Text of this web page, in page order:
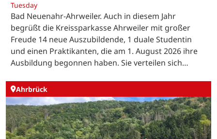
Tuesday
Bad Neuenahr-Ahrweiler. Auch in diesem Jahr
begrüßt die Kreissparkasse Ahrweiler mit großer
Freude 14 neue Auszubildende, 1 duale Studentin
und einen Praktikanten, die am 1. August 2026 ihre
Ausbildung begonnen haben. Sie verteilen sich…
Ahrbrück